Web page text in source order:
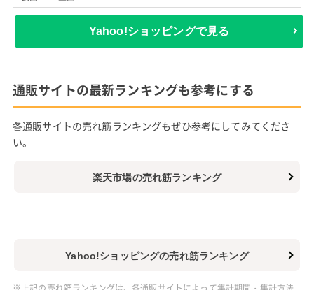
Yahoo!ショッピングで見る
通販サイトの最新ランキングも参考にする
各通販サイトの売れ筋ランキングもぜひ参考にしてみてくださ
い。
楽天市場の売れ筋ランキング
Yahoo!ショッピングの売れ筋ランキング